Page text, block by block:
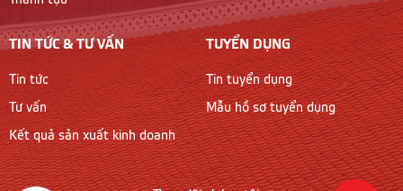
TIN TỨC & TƯ VẤN
Tin tức
Tư vấn
Kết quả sản xuất kinh doanh
TUYỂN DỤNG
Tin tuyển dụng
Mẫu hồ sơ tuyển dụng